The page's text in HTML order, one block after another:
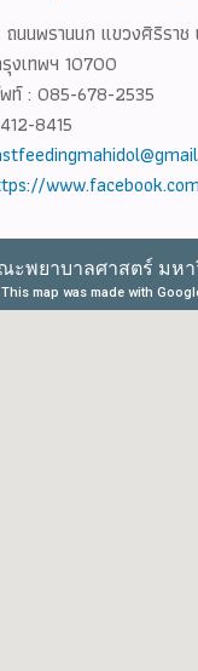
นนพรานนก แขวงศิริราช
ฯ 10700
พท์ : 085-678-2535
8415